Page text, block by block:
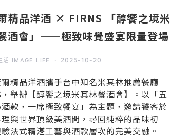
精品洋酒 × FIRNS 「醇饗之境米
酒會」——極致味覺盛宴限量登場
活 IMAGE LIFE 2025-10-20
精品洋酒攜手台中知名米其林推薦餐廳
舉辦【醇饗之境米其林餐酒會】。以「五
款，一席極致饗宴」為主題，邀請饕客於
與世界頂級美酒間，尋回純粹的品味初
法式精湛工藝與酒款層次的完美交融。